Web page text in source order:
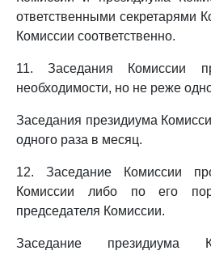
ответственными секретарями
Комиссии соответственно.
11. Заседания Комиссии
необходимости, но не реже
Заседания президиума
одного раза в месяц.
12. Заседание Комиссии
Комиссии либо по его
председателя Комиссии.
Заседание президиума